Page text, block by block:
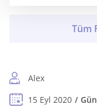
Alex
15 Eyl 2020